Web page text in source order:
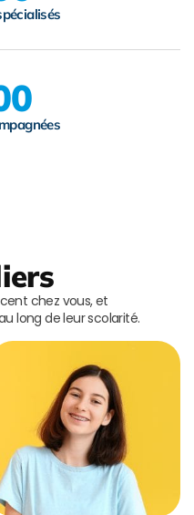
chez vous, et
long de leur scolarité.